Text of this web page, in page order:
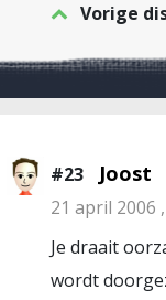
Vorige
#23 Joost
21 april 2006
Je draait
wordt